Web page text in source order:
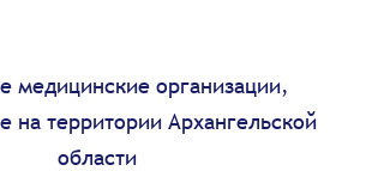
медицинские организации,
на территории Архангельской
области